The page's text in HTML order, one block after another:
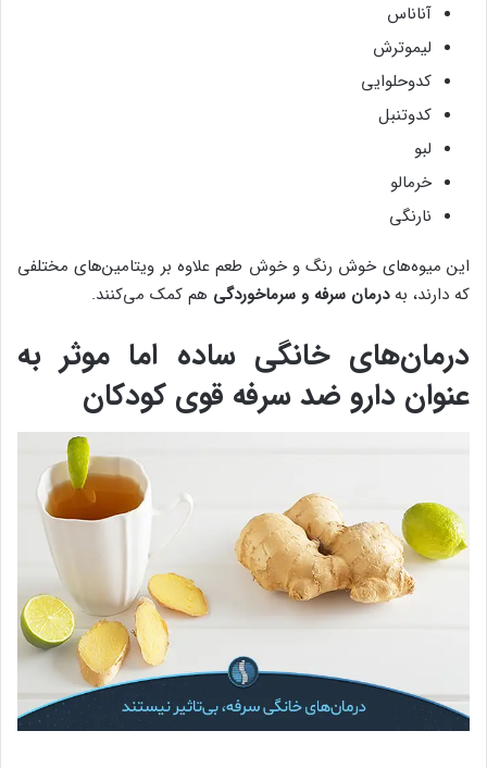
آناناس
لیموترش
کدوحلوایی
کدوتنبل
لبو
خرمالو
نارنگی
این میوه‌های خوش رنگ و خوش طعم علاوه بر ویتامین‌های مختلفی
که دارند، بهدرمان سرفه و سرماخوردگی هم کمک می‌کنند.
درمان‌های خانگی ساده اما موثر به
عنوان دارو ضد سرفه قوی کودکان